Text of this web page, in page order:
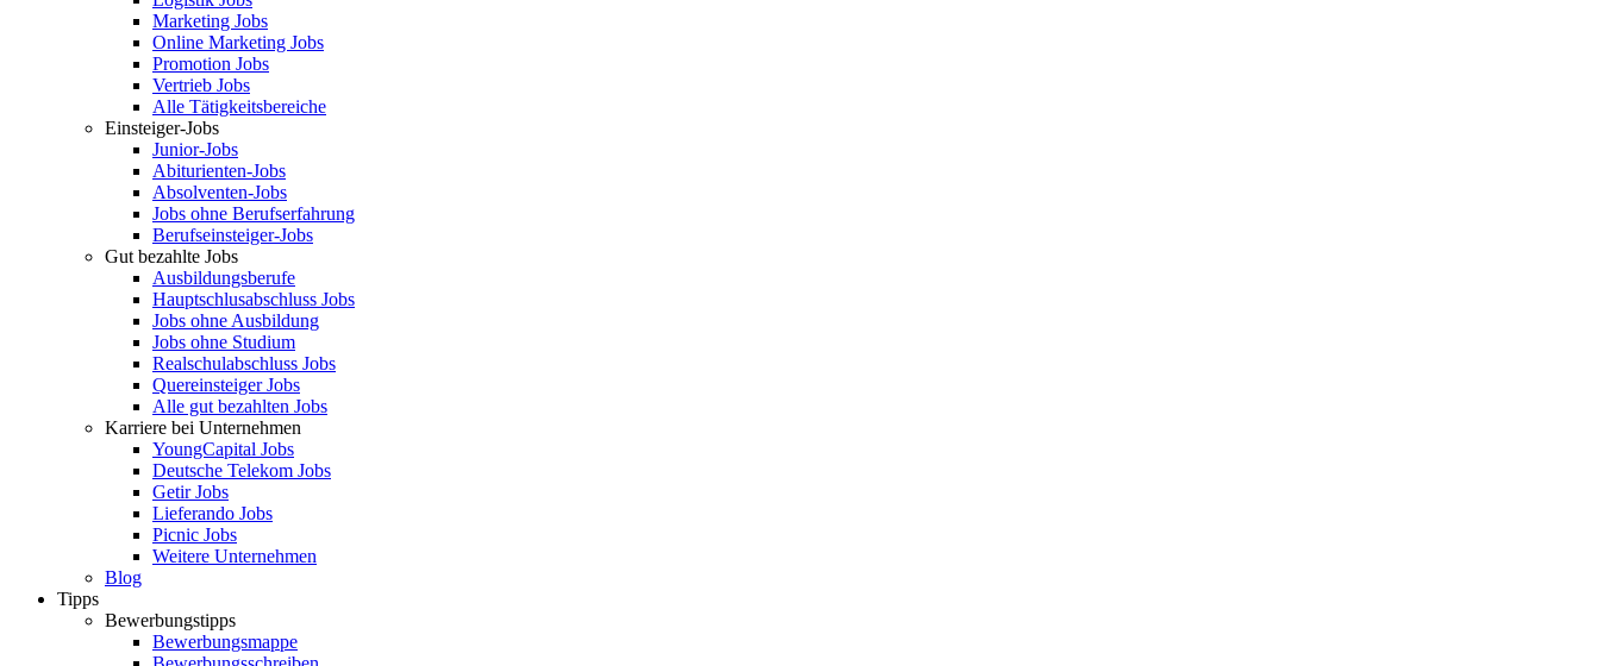
Marketing Jobs
Online Marketing Jobs
Promotion Jobs
Vertrieb Jobs
Alle Tätigkeitsbereiche
Einsteiger-Jobs
Junior-Jobs
Abiturienten-Jobs
Absolventen-Jobs
Jobs ohne Berufserfahrung
Berufseinsteiger-Jobs
Gut bezahlte Jobs
Ausbildungsberufe
Hauptschlusabschluss Jobs
Jobs ohne Ausbildung
Jobs ohne Studium
Realschulabschluss Jobs
Quereinsteiger Jobs
Alle gut bezahlten Jobs
Karriere bei Unternehmen
YoungCapital Jobs
Deutsche Telekom Jobs
Getir Jobs
Lieferando Jobs
Picnic Jobs
Weitere Unternehmen
Blog
Tipps
Bewerbungstipps
Bewerbungsmappe